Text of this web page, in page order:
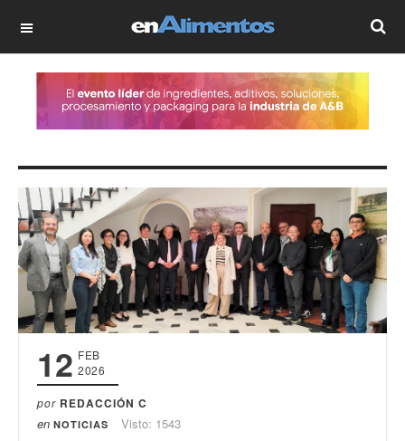
OFF CANVAS
12 FEB
2026
por REDACCIÓN C
en NOTICIAS Visto: 1543